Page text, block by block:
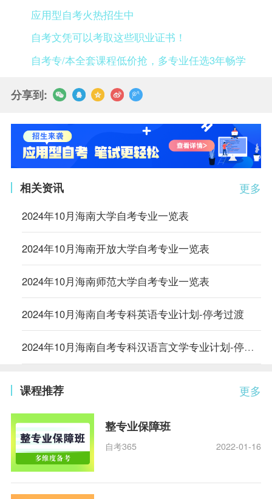
应用型自考火热招生中
自考文凭可以考取这些职业证书！
自考专/本全套课程低价抢，多专业任选3年畅学
分享到:
更多
相关资讯
2024年10月海南大学自考专业一览表
2024年10月海南开放大学自考专业一览表
2024年10月海南师范大学自考专业一览表
2024年10月海南自考专科英语专业计划-停考过渡
2024年10月海南自考专科汉语言文学专业计划-停考过渡
更多
课程推荐
整专业保障班
自考365 2022-01-16